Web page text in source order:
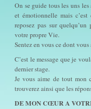
On se guide tous les uns
et émotionnelle mais
reposez pas sur
votre propre Vie.
Sentez en vous ce dont
C’est le message que je
dernier stage.
Je vous aime de tout mon
trouverez ainsi que les
DE MON CŒUR A